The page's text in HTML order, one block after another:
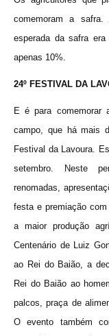
comemoram a
esperada da safra
apenas 10%.
24º FESTIVAL DA
E é para comemorar
campo, que há mais
Festival da Lavoura.
setembro. Neste
renomadas,
festa e premiação
a maior produção
Centenário de Luiz
ao Rei do Baião, a
Rei do Baião ao
palcos, praça de
O evento também